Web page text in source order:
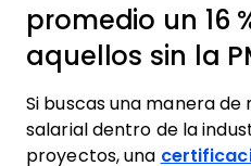
promedio un 16
aquellos sin la
Si buscas una manera
salarial dentro de la
proyectos, una